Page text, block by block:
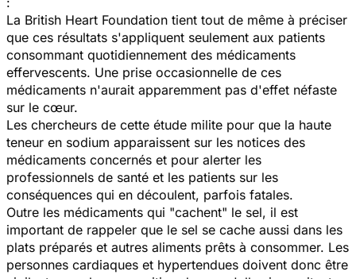
La British Heart Foundation tient tout de même à préciser
que ces résultats s'appliquent seulement aux patients
consommant quotidiennement des médicaments
effervescents. Une prise occasionnelle de ces
médicaments n'aurait apparemment pas d'effet néfaste
sur le cœur.
Les chercheurs de cette étude milite pour que la haute
teneur en sodium apparaissent sur les notices des
médicaments concernés et pour alerter les
professionnels de santé et les patients sur les
conséquences qui en découlent, parfois fatales.
Outre les médicaments qui "cachent" le sel, il est
important de rappeler que le sel se cache aussi dans les
plats préparés et autres aliments prêts à consommer. Les
personnes cardiaques et hypertendues doivent donc être